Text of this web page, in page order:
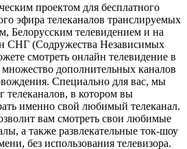
проектом для бесплатного
эфира телеканалов транслируемых
Белорусским телевидением и на
СНГ (Содружества Независимых
смотреть онлайн телевидение в
дополнительных каналов
Специально для вас, мы
телеканалов, в котором вы
именно свой любимый телеканал.
вам смотреть свои любимые
а также развлекательные ток-шоу
без использования телевизора.